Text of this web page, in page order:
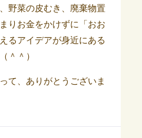
野菜の皮むき、廃棄物置
りお金をかけずに「おお
るアイデアが身近にある
＾＾）
て、ありがとうございま